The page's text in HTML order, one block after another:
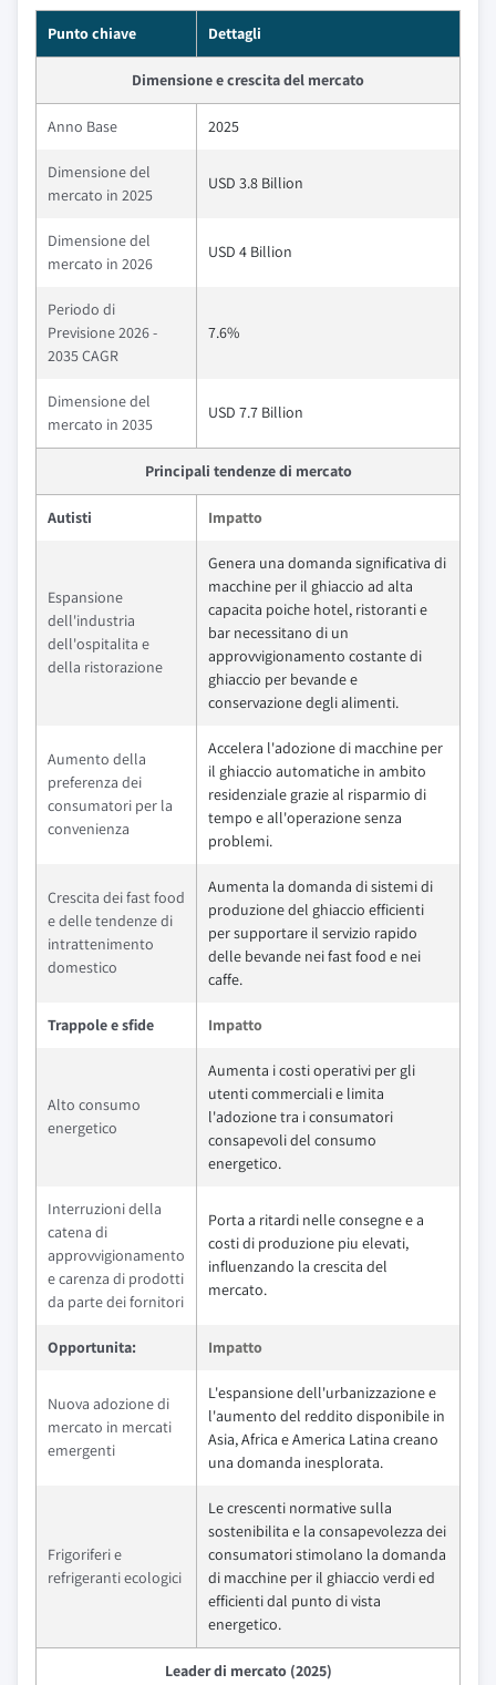
Punto chiave Dettagli
Dimensione e crescita del mercato
Anno Base 2025
Dimensione del
mercato in 2025
USD 3.8 Billion
Dimensione del
mercato in 2026
USD 4 Billion
Periodo di
Previsione 2026 -
2035 CAGR
7.6%
Dimensione del
mercato in 2035
USD 7.7 Billion
Principali tendenze di mercato
Autisti Impatto
Espansione
dell'industria
dell'ospitalita e
della ristorazione
Genera una domanda significativa di
macchine per il ghiaccio ad alta
capacita poiche hotel, ristoranti e
bar necessitano di un
approvvigionamento costante di
ghiaccio per bevande e
conservazione degli alimenti.
Aumento della
preferenza dei
consumatori per la
convenienza
Accelera l'adozione di macchine per
il ghiaccio automatiche in ambito
residenziale grazie al risparmio di
tempo e all'operazione senza
problemi.
Crescita dei fast food
e delle tendenze di
intrattenimento
domestico
Aumenta la domanda di sistemi di
produzione del ghiaccio efficienti
per supportare il servizio rapido
delle bevande nei fast food e nei
caffe.
Trappole e sfide Impatto
Alto consumo
energetico
Aumenta i costi operativi per gli
utenti commerciali e limita
l'adozione tra i consumatori
consapevoli del consumo
energetico.
Interruzioni della
catena di
approvvigionamento
e carenza di prodotti
da parte dei fornitori
Porta a ritardi nelle consegne e a
costi di produzione piu elevati,
influenzando la crescita del
mercato.
Opportunita: Impatto
Nuova adozione di
mercato in mercati
emergenti
L'espansione dell'urbanizzazione e
l'aumento del reddito disponibile in
Asia, Africa e America Latina creano
una domanda inesplorata.
Frigoriferi e
refrigeranti ecologici
Le crescenti normative sulla
sostenibilita e la consapevolezza dei
consumatori stimolano la domanda
di macchine per il ghiaccio verdi ed
efficienti dal punto di vista
energetico.
Leader di mercato (2025)